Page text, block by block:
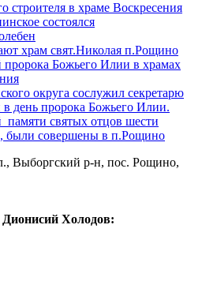
строителя в храме Воскресения
состоялся
храм свят.Николая п.Рощино
Божьего Илии в храмах
округа сослужил секретарю
день пророка Божьего Илии.
святых отцов шести
были совершены в п.Рощино
Выборгский р-н, пос. Рощино,
Дионисий Холодов: